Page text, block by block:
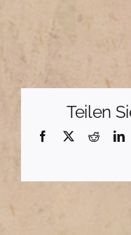
Teilen
Facebook
X Reddit